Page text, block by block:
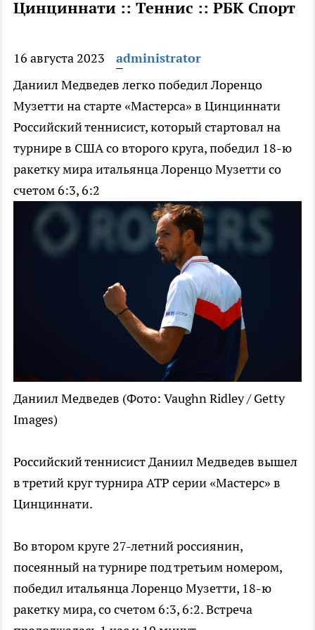
Цинциннати :: Теннис :: РБК Спорт
16 августа 2023
administrator
Даниил Медведев легко победил Лоренцо
Музетти на старте «Мастерса» в Цинциннати
Российский теннисист, который стартовал на
турнире в США со второго круга, победил 18-ю
ракетку мира итальянца Лоренцо Музетти со
счетом 6:3, 6:2
Даниил Медведев (Фото: Vaughn Ridley / Getty
Images)
Российский теннисист Даниил Медведев вышел
в третий круг турнира ATP серии «Мастерс» в
Цинциннати.
Во втором круге 27-летний россиянин,
посеянный на турнире под третьим номером,
победил итальянца Лоренцо Музетти, 18-ю
ракетку мира, со счетом 6:3, 6:2. Встреча